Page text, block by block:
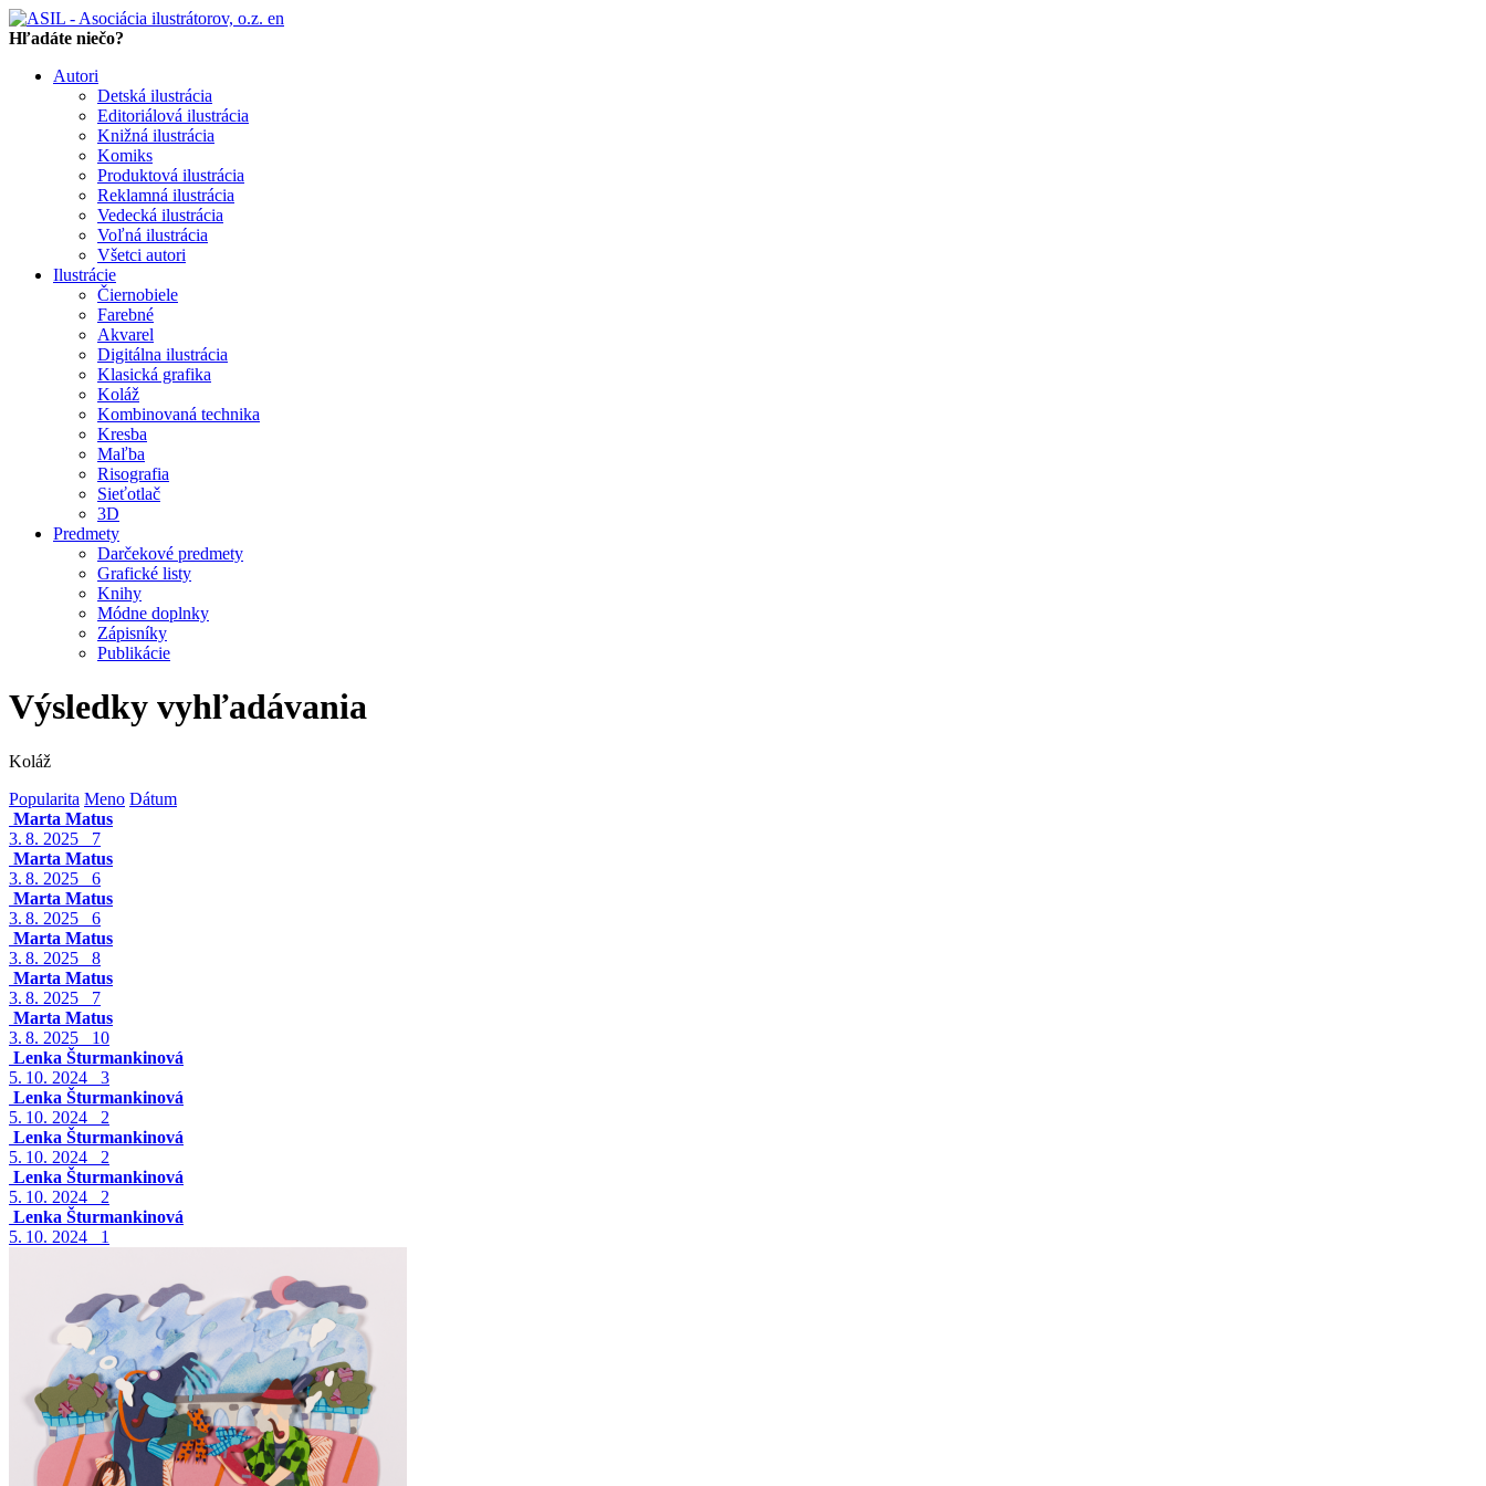
en
Hľadáte niečo?
Autori
Detská ilustrácia
Editoriálová ilustrácia
Knižná ilustrácia
Komiks
Produktová ilustrácia
Reklamná ilustrácia
Vedecká ilustrácia
Voľná ilustrácia
Všetci autori
Ilustrácie
Čiernobiele
Farebné
Akvarel
Digitálna ilustrácia
Klasická grafika
Koláž
Kombinovaná technika
Kresba
Maľba
Risografia
Sieťotlač
3D
Predmety
Darčekové predmety
Grafické listy
Knihy
Módne doplnky
Zápisníky
Publikácie
Výsledky vyhľadávania
Koláž
Popularita Meno Dátum
Marta Matus
3. 8. 2025
7
Marta Matus
3. 8. 2025
6
Marta Matus
3. 8. 2025
6
Marta Matus
3. 8. 2025
8
Marta Matus
3. 8. 2025
7
Marta Matus
3. 8. 2025
10
Lenka Šturmankinová
5. 10. 2024
3
Lenka Šturmankinová
5. 10. 2024
2
Lenka Šturmankinová
5. 10. 2024
2
Lenka Šturmankinová
5. 10. 2024
2
Lenka Šturmankinová
5. 10. 2024
1